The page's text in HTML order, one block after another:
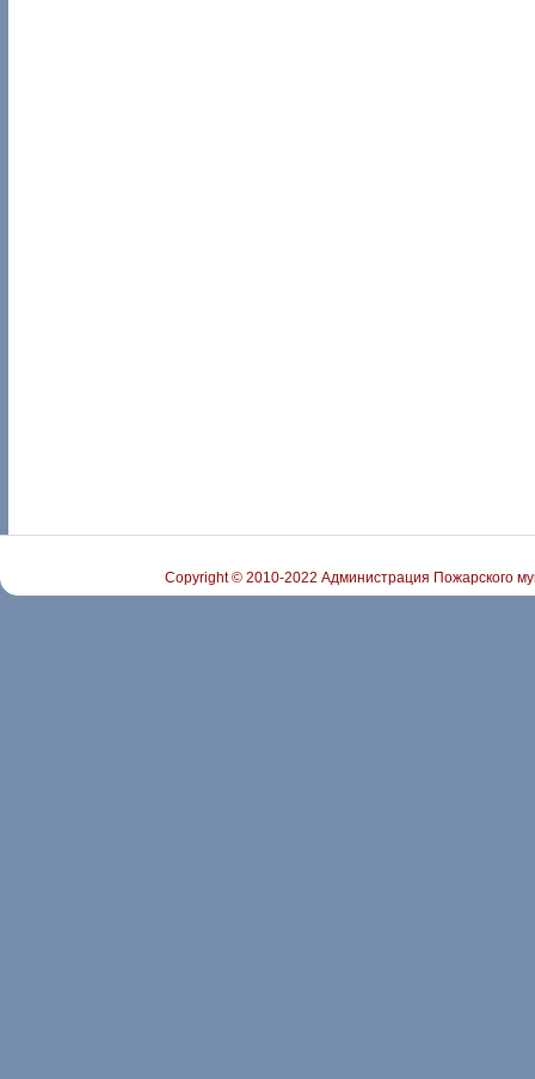
Copyright © 2010-2022 Администрация Пожарского